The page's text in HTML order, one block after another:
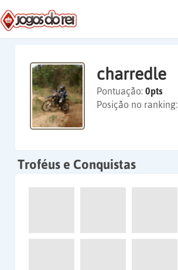
charredle
Pontuação: 0pts
Posição no ranking:
Troféus e Conquistas